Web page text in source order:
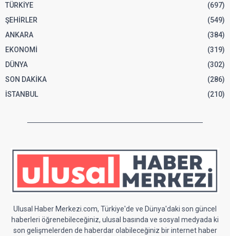
TÜRKİYE
(697)
ŞEHİRLER
(549)
ANKARA
(384)
EKONOMİ
(319)
DÜNYA
(302)
SON DAKİKA
(286)
İSTANBUL
(210)
Ulusal Haber Merkezi.com, Türkiye'de ve Dünya'daki son güncel
haberleri öğrenebileceğiniz, ulusal basında ve sosyal medyada ki
son gelişmelerden de haberdar olabileceğiniz bir internet haber